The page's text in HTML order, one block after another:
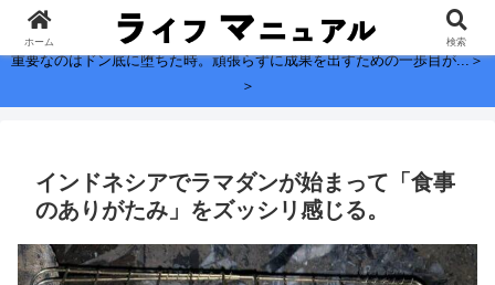
子どもに残したい、お金よりも大切なこと。
重要なのはドン底に堕ちた時。頑張らずに成果を出すための一歩目が...＞
＞
インドネシアでラマダンが始まって「食事
のありがたみ」をズッシリ感じる。
ホーム 検索